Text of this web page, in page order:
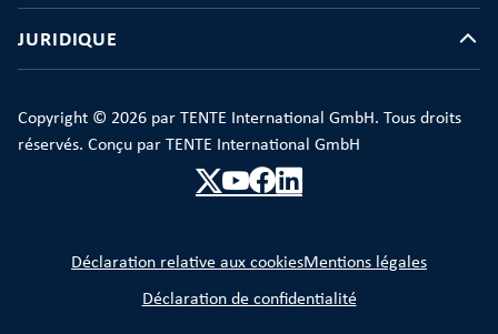
JURIDIQUE
Copyright © 2026 par TENTE International GmbH. Tous droits
réservés. Conçu par TENTE International GmbH
Déclaration relative aux cookiesMentions légales
Déclaration de confidentialité